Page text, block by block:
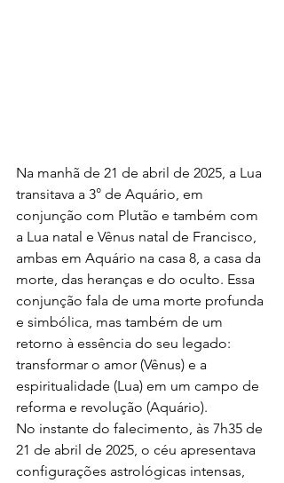
Na manhã de 21 de abril de 2025, a Lua
transitava a 3° de Aquário, em
conjunção com Plutão e também com
a Lua natal e Vênus natal de Francisco,
ambas em Aquário na casa 8, a casa da
morte, das heranças e do oculto. Essa
conjunção fala de uma morte profunda
e simbólica, mas também de um
retorno à essência do seu legado:
transformar o amor (Vênus) e a
espiritualidade (Lua) em um campo de
reforma e revolução (Aquário).
No instante do falecimento, às 7h35 de
21 de abril de 2025, o céu apresentava
configurações astrológicas intensas,